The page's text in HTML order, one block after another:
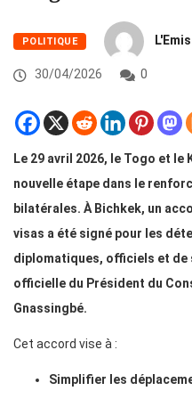
POLITIQUE
30/04/2026 0
Le 29 avril 2026, le Togo et
nouvelle étape dans le
bilatérales. À Bichkek, un
visas a été signé pour les
diplomatiques, officiels et de
officielle du Président du
Gnassingbé.
Cet accord vise à :
Simplifier les